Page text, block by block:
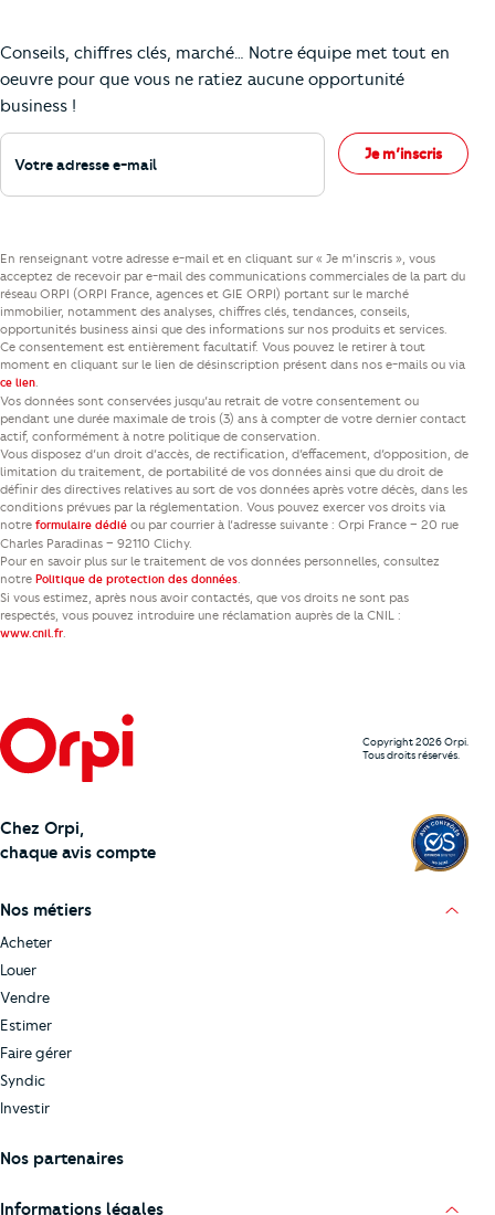
Conseils, chiffres clés, marché… Notre équipe met tout en
oeuvre pour que vous ne ratiez aucune opportunité
business !
Votre adresse e-mail
Je m’inscris
En renseignant votre adresse e-mail et en cliquant sur « Je m’inscris », vous
acceptez de recevoir par e-mail des communications commerciales de la part du
réseau ORPI (ORPI France, agences et GIE ORPI) portant sur le marché
immobilier, notamment des analyses, chiffres clés, tendances, conseils,
opportunités business ainsi que des informations sur nos produits et services.
Ce consentement est entièrement facultatif. Vous pouvez le retirer à tout
moment en cliquant sur le lien de désinscription présent dans nos e-mails ou via
ce lien.
Vos données sont conservées jusqu’au retrait de votre consentement ou
pendant une durée maximale de trois (3) ans à compter de votre dernier contact
actif, conformément à notre politique de conservation.
Vous disposez d’un droit d’accès, de rectification, d’effacement, d’opposition, de
limitation du traitement, de portabilité de vos données ainsi que du droit de
définir des directives relatives au sort de vos données après votre décès, dans les
conditions prévues par la réglementation. Vous pouvez exercer vos droits via
notre formulaire dédié ou par courrier à l’adresse suivante : Orpi France – 20 rue
Charles Paradinas – 92110 Clichy.
Pour en savoir plus sur le traitement de vos données personnelles, consultez
notre Politique de protection des données.
Si vous estimez, après nous avoir contactés, que vos droits ne sont pas
respectés, vous pouvez introduire une réclamation auprès de la CNIL :
www.cnil.fr.
Copyright 2026 Orpi.
Tous droits réservés.
Chez Orpi,
chaque avis compte
Nos métiers
Acheter
Louer
Vendre
Estimer
Faire gérer
Syndic
Investir
Nos partenaires
Informations légales